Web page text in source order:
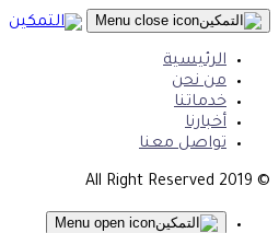
الرئيسية
من نحن
خدماتنا
أخبارنا
تواصل معنا
© 2019 All Right Reserved